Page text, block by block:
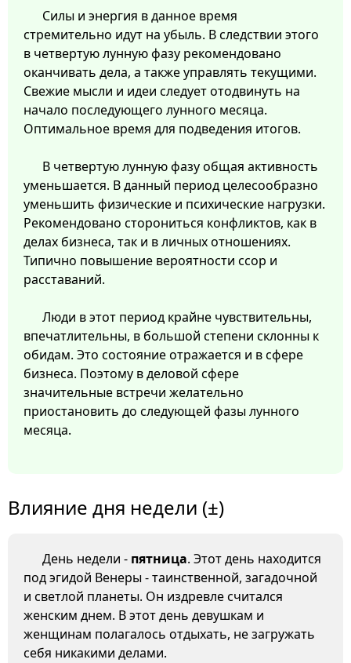
Силы и энергия в данное время
стремительно идут на убыль. В следствии этого
в четвертую лунную фазу рекомендовано
оканчивать дела, а также управлять текущими.
Свежие мысли и идеи следует отодвинуть на
начало последующего лунного месяца.
Оптимальное время для подведения итогов.
В четвертую лунную фазу общая активность
уменьшается. В данный период целесообразно
уменьшить физические и психические нагрузки.
Рекомендовано сторониться конфликтов, как в
делах бизнеса, так и в личных отношениях.
Типично повышение вероятности ссор и
расставаний.
Люди в этот период крайне чувствительны,
впечатлительны, в большой степени склонны к
обидам. Это состояние отражается и в сфере
бизнеса. Поэтому в деловой сфере
значительные встречи желательно
приостановить до следующей фазы лунного
месяца.
Влияние дня недели (±)
День недели - пятница. Этот день находится
под эгидой Венеры - таинственной, загадочной
и светлой планеты. Он издревле считался
женским днем. В этот день девушкам и
женщинам полагалось отдыхать, не загружать
себя никакими делами.